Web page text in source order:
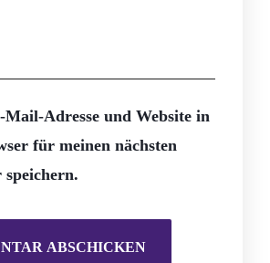
Mail-Adresse und Website in
für meinen nächsten